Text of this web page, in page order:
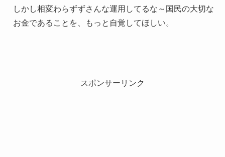
しかし相変わらずずさんな運用してるな～国民の大切な
お金であることを、もっと自覚してほしい。
スポンサーリンク